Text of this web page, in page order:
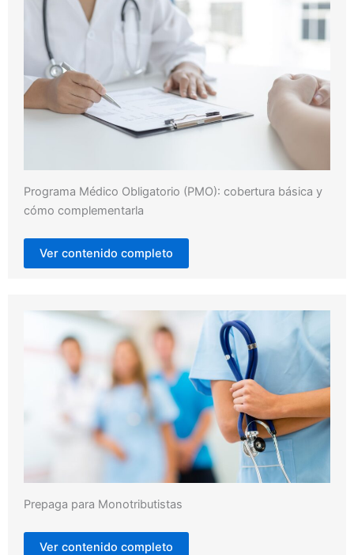
Programa Médico Obligatorio (PMO): cobertura básica y
cómo complementarla
Ver contenido completo
Prepaga para Monotributistas
Ver contenido completo